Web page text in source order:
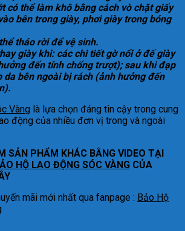
có thể làm khô bằng cách vò chặt giấy
bên trong giày, phơi giày trong bóng
tháo rời để vệ sinh.
giày khi: các chi tiết gờ nổi ở đế giày
đến tính chống trượt); sau khi đạp
da bên ngoài bị rách (ảnh hưởng đến
Vàng là lựa chọn đáng tin cậy trong cung
động của nhiều đơn vị trong và ngoài
SẢN PHẨM KHÁC BẰNG VIDEO TẠI
HỘ LAO ĐỘNG SÓC VÀNG CỦA
mãi mới nhất qua fanpage : Bảo Hộ